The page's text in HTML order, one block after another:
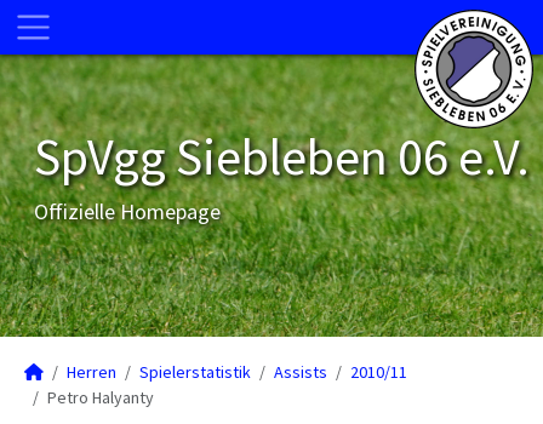
SpVgg Siebleben 06 e.V.
Offizielle Homepage
Herren Spielerstatistik Assists
2010/11
Petro Halyanty